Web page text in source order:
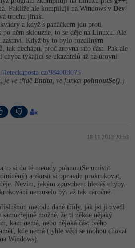
návrhář
(AI)
Pakliže ale kompiluji na Windows v Dev-
trochu jinak.
a když s panáčkem jdu proti
po něm sklouzne, to se děje na Linuxu. Ale
zastaví. Když by to bylo rozdílným
tak nechápu, proč zrovna tato část. Pak ale
chyba týkající se ukazatelů až na úrovni
leteckaposta.cz/984003075
je ve třídě Entita, ve funkci pohnoutSe().)
18.11.2013 20:53
to si do té metody pohnoutSe umístit
a zkusit si opravdu prokrokovat,
Nevím, jakým způsobem hledáš chyby.
nemuselo být až tak náročné.
metodu dané třídy, jak jsi ji uvedl
možné, že ti někde nějaký
kam nemá, nebo nějaká část tvého
kde nemá (tyhle věci se mohou chovat
Windows).